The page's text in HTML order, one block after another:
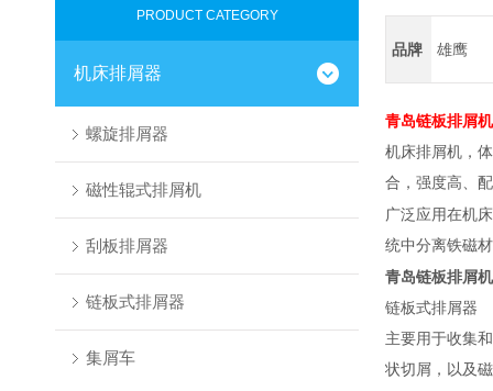
PRODUCT CATEGORY
机床排屑器
螺旋排屑器
磁性辊式排屑机
刮板排屑器
链板式排屑器
集屑车
品牌 雄鹰
青岛链板排屑
机床排屑机，
合，强度高、
广泛应用在机
统中分离铁磁
青岛链板排屑
链板式排屑器
主要用于收集
状切屑，以及